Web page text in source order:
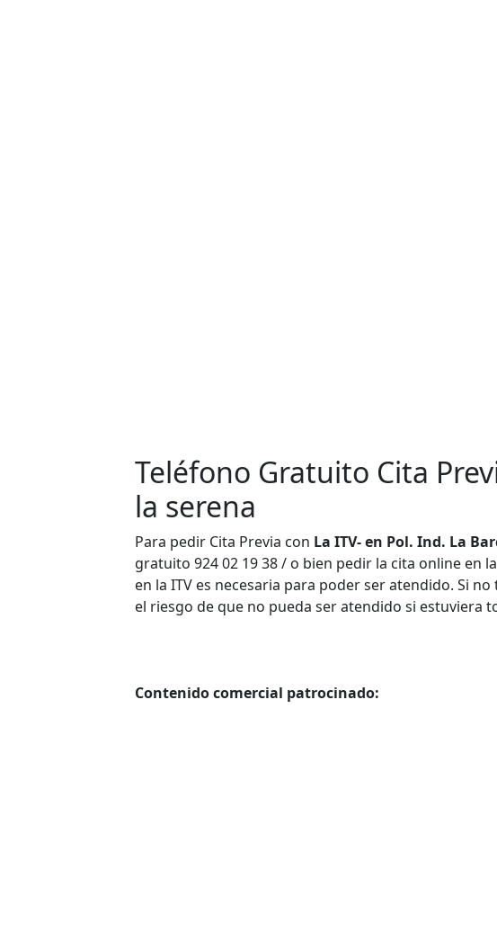
Teléfono Gratuito Cita
la serena
Para pedir Cita Previa con La ITV- en Pol. Ind. La
gratuito 924 02 19 38 / o bien pedir la cita online en
en la ITV es necesaria para poder ser atendido. Si
el riesgo de que no pueda ser atendido si estuviera
Contenido comercial patrocinado: